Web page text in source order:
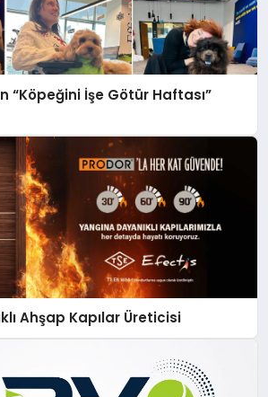
“Köpeğini İşe Götür Haftası”
Ahşap Kapılar Üreticisi